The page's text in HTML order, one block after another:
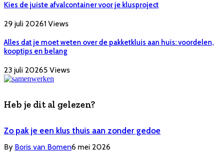
Kies de juiste afvalcontainer voor je klusproject
29 juli 20261 Views
Alles dat je moet weten over de pakketkluis aan huis: voordelen,
kooptips en belang
23 juli 20265 Views
Heb je dit al gelezen?
Zo pak je een klus thuis aan zonder gedoe
By Boris van Bomen6 mei 2026